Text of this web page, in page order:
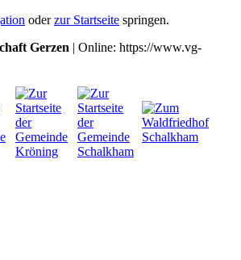
oderzur Startseite springen.
Gerzen | Online: https://www.vg-